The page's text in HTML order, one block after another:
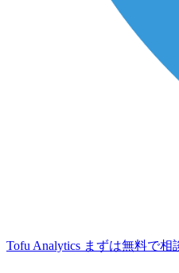
Tofu Analytics まずは無料で相